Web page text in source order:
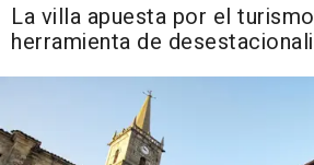
La villa apuesta por el
herramienta de